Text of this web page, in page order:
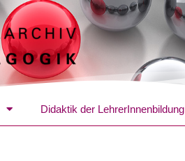
Didaktik der LehrerInnenbildung